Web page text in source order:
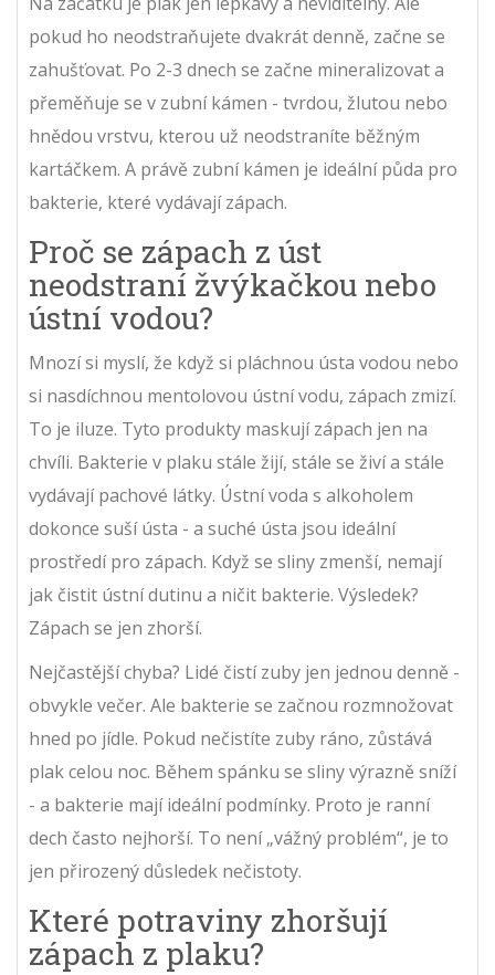
pokud ho neodstraňujete dvakrát denně, začne se
zahušťovat. Po 2-3 dnech se začne mineralizovat a
přeměňuje se v zubní kámen - tvrdou, žlutou nebo
hnědou vrstvu, kterou už neodstraníte běžným
kartáčkem. A právě zubní kámen je ideální půda pro
bakterie, které vydávají zápach.
Proč se zápach z úst
neodstraní žvýkačkou nebo
ústní vodou?
Mnozí si myslí, že když si pláchnou ústa vodou nebo
si nasdíchnou mentolovou ústní vodu, zápach zmizí.
To je iluze. Tyto produkty maskují zápach jen na
chvíli. Bakterie v plaku stále žijí, stále se živí a stále
vydávají pachové látky. Ústní voda s alkoholem
dokonce suší ústa - a suché ústa jsou ideální
prostředí pro zápach. Když se sliny zmenší, nemají
jak čistit ústní dutinu a ničit bakterie. Výsledek?
Zápach se jen zhorší.
Nejčastější chyba? Lidé čistí zuby jen jednou denně -
obvykle večer. Ale bakterie se začnou rozmnožovat
hned po jídle. Pokud nečistíte zuby ráno, zůstává
plak celou noc. Během spánku se sliny výrazně sníží
- a bakterie mají ideální podmínky. Proto je ranní
dech často nejhorší. To není „vážný problém“, je to
jen přirozený důsledek nečistoty.
Které potraviny zhoršují
zápach z plaku?